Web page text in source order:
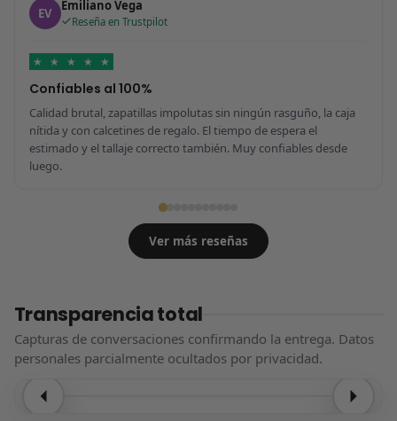
EV Emiliano Vega
Reseña en Trustpilot
★ ★ ★ ★ ★
Confiables al 100%
Calidad brutal, zapatillas impolutas sin ningún rasguño, la caja
nítida y con calcetines de regalo. El tiempo de espera el
estimado y el tallaje correcto también. Muy confiables desde
luego.
Ver más reseñas
Transparencia total
Capturas de conversaciones confirmando la entrega. Datos
personales parcialmente ocultados por privacidad.